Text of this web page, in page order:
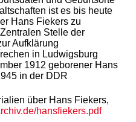
ist es bis heute
Hans Fiekers zu
Stelle der
Aufklärung
in Ludwigsburg
1912 geborener Hans
in der DDR
über Hans Fiekers,
hansfiekers.pdf